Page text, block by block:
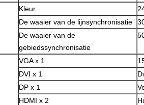
Kleur
De waaier van de lijnsynchronisatie
De waaier van de
gebiedssynchronisatie
VGA x 1
DVI x 1
DP x 1
HDMI x 2